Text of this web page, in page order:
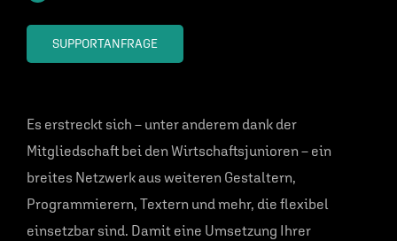
SUPPORTANFRAGE
Es erstreckt sich – unter anderem dank der
Mitgliedschaft bei den Wirtschaftsjunioren – ein
breites Netzwerk aus weiteren Gestaltern,
Programmierern, Textern und mehr, die flexibel
einsetzbar sind. Damit eine Umsetzung Ihrer